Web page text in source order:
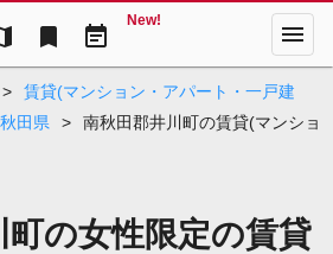
bookmark event_note
New! menu
>
賃貸(マンション・アパート・一戸建
秋田県 >
南秋田郡井川町の賃貸(マンショ
町の女性限定の賃貸